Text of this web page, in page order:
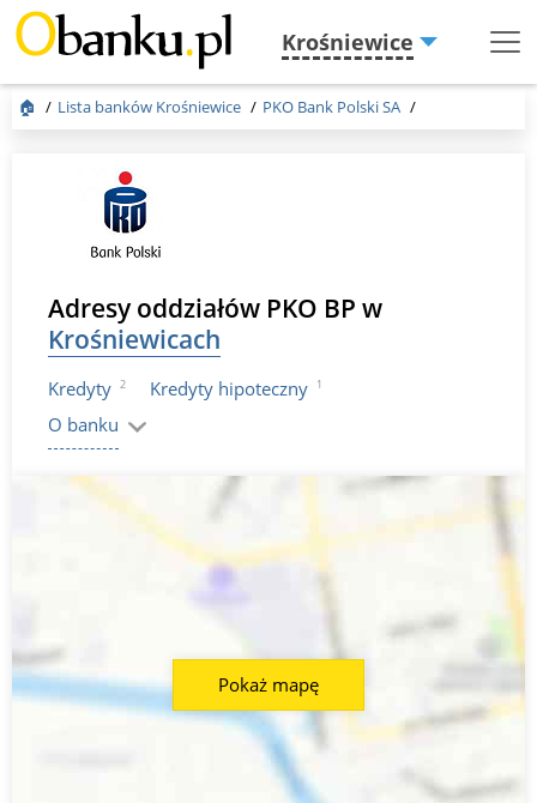
Krośniewice
Menu
🏠 Lista banków Krośniewice PKO Bank Polski SA
Adresy oddziałów PKO BP w
Krośniewicach
Kredyty 2 Kredyty hipoteczny 1
O banku
Pokaż mapę